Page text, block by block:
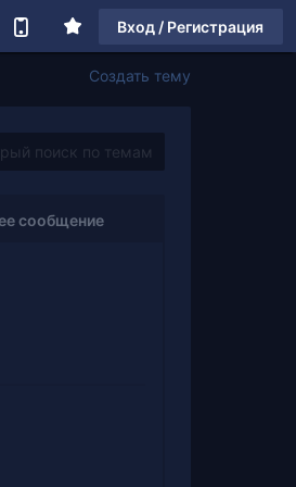
Вход / Регистрация
Создать тему
сообщение